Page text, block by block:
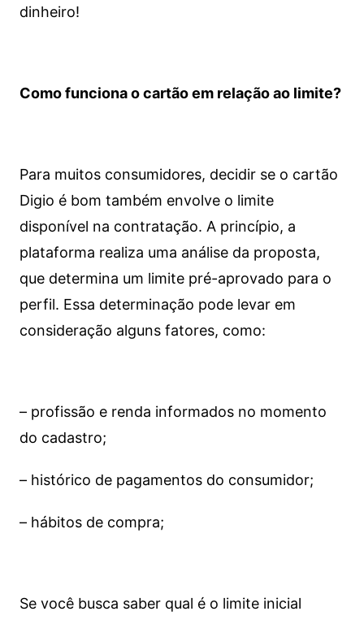
dinheiro!
Como funciona o cartão em relação ao limite?
Para muitos consumidores, decidir se o cartão
Digio é bom também envolve o limite
disponível na contratação. A princípio, a
plataforma realiza uma análise da proposta,
que determina um limite pré-aprovado para o
perfil. Essa determinação pode levar em
consideração alguns fatores, como:
– profissão e renda informados no momento
do cadastro;
– histórico de pagamentos do consumidor;
– hábitos de compra;
Se você busca saber qual é o limite inicial